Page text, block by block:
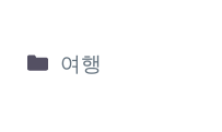
카
여행